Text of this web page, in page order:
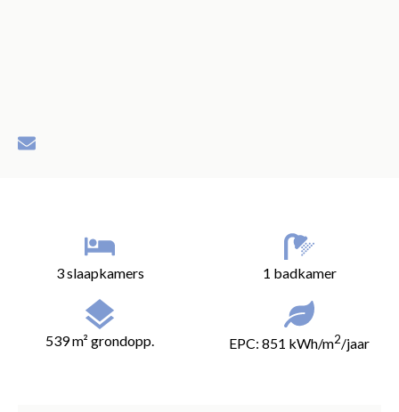
3 slaapkamers 1 badkamer
539 m² grondopp. EPC: 851 kWh/m2/jaar